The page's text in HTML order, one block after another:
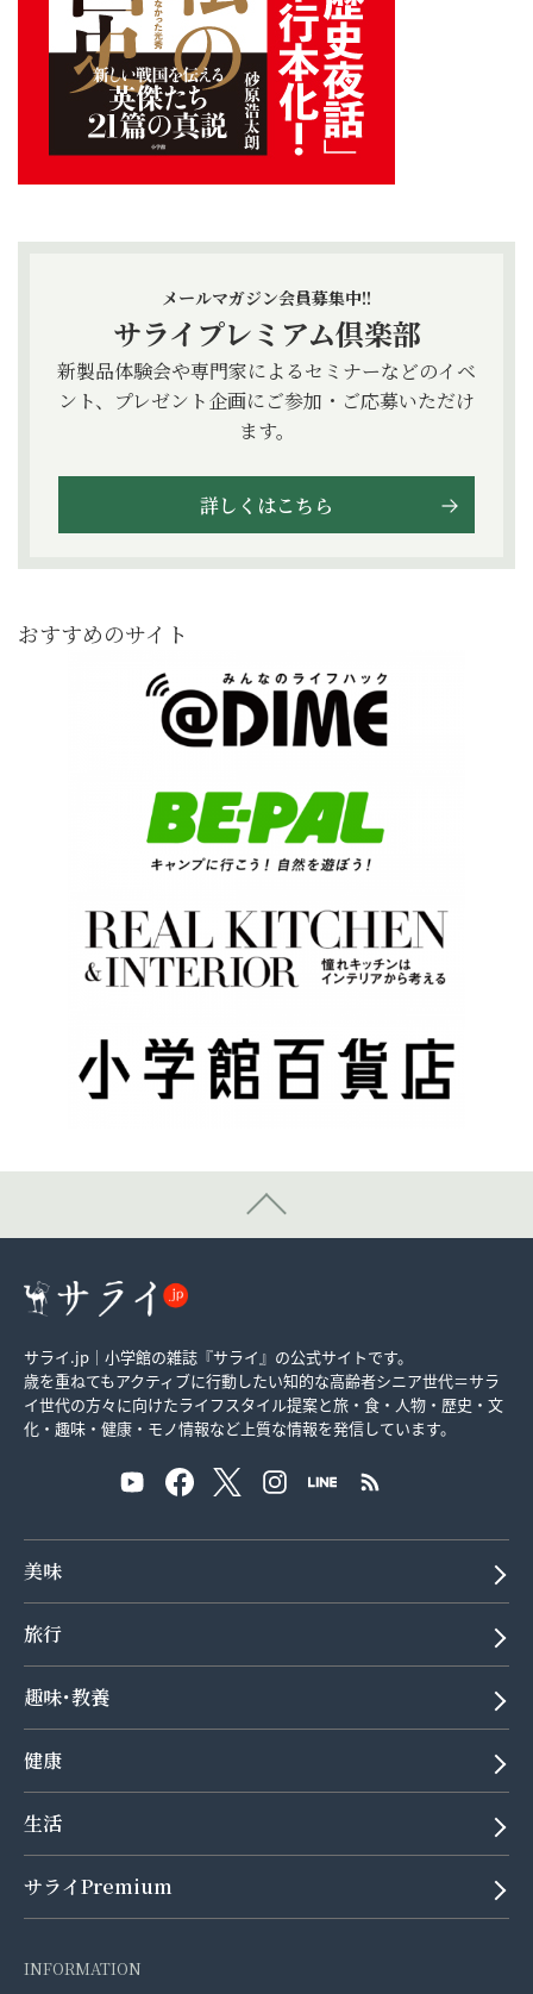
メールマガジン会員募集中!!
サライプレミアム倶楽部
新製品体験会や専門家によるセミナーなどのイベ
ント、プレゼント企画にご参加・ご応募いただけ
ます。
詳しくはこちら
おすすめのサイト
サライ.jp｜小学館の雑誌『サライ』の公式サイトです。
歳を重ねてもアクティブに行動したい知的な高齢者シニア世代＝サラ
イ世代の方々に向けたライフスタイル提案と旅・食・人物・歴史・文
化・趣味・健康・モノ情報など上質な情報を発信しています。
美味
旅行
趣味･教養
健康
生活
サライPremium
INFORMATION